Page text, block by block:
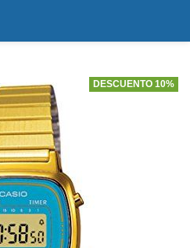
DESCUENTO 10%